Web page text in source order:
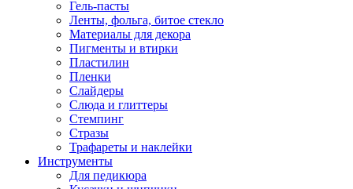
Гель-пасты
Ленты, фольга, битое стекло
Материалы для декора
Пигменты и втирки
Пластилин
Пленки
Слайдеры
Слюда и глиттеры
Стемпинг
Стразы
Трафареты и наклейки
Инструменты
Для педикюра